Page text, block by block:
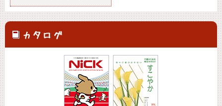
カタログ